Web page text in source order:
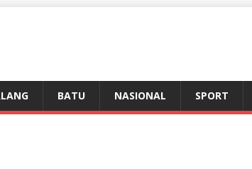
BATU NASIONAL SPORT